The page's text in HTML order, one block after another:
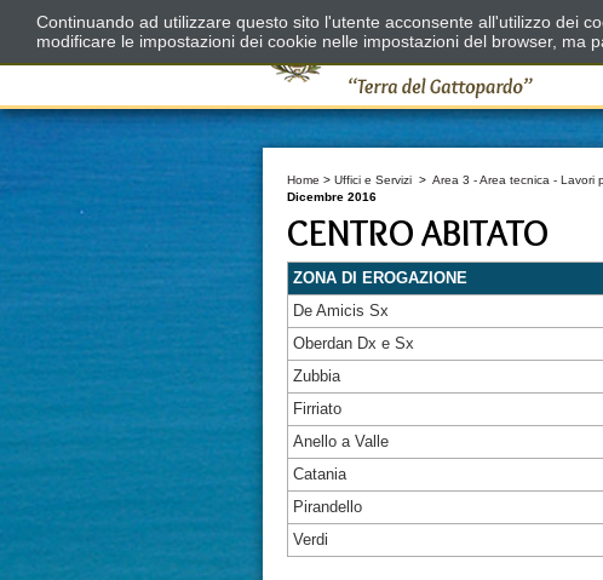
Home > Uffici e Servizi > Area 3 - Area tecnica - Lavori
Dicembre 2016
CENTRO ABITATO
ZONA DI EROGAZIONE
De Amicis Sx
Oberdan Dx e Sx
Zubbia
Firriato
Anello a Valle
Catania
Pirandello
Verdi
Continuando ad utilizzare questo sito l'utente acconsente all'utilizzo dei
modificare le impostazioni dei cookie nelle impostazioni del browser, ma